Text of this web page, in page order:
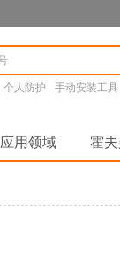
个人防护 手动安装工具
应用领域 霍